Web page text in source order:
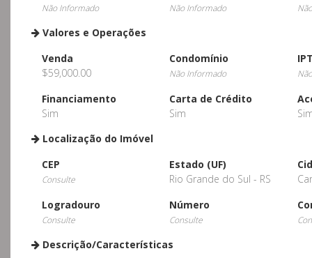
Não Informado Não Informado
Valores e Operações
Venda
$59,000.00
Condomínio
Não Informado
Financiamento
Sim
Carta de Crédito
Sim
Localização do Imóvel
CEP
Consulte
Estado (UF)
Rio Grande do Sul - RS
Logradouro
Consulte
Número
Consulte
Descrição/Características